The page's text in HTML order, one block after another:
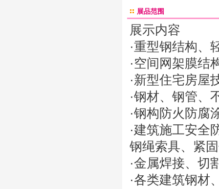
展品范围
展示内容
·重型钢结构、
·空间网架膜结
·新型住宅房屋
·钢材、钢管、
·钢构防火防腐
·建筑施工安全
钢绳索具、紧
·金属焊接、切
·各类建筑钢材